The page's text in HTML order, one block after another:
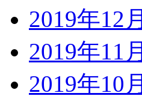
2019年12月
2019年11月
2019年10月